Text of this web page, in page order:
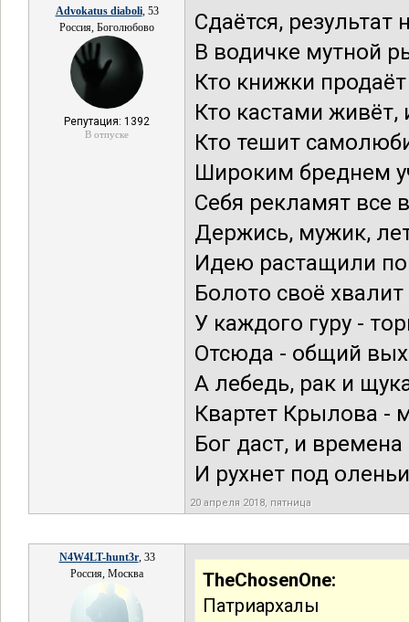
Advokatus diaboli, 53
Россия, Боголюбово
Репутация: 1392
В отпуске
Сдаётся, результат
В водичке мутной
Кто книжки
Кто кастами живёт,
Кто тешит
Широким бреднем
Себя рекламят все
Держись, мужик,
Идею растащили по
Болото своё хвалит
У каждого гуру -
Отсюда - общий
А лебедь, рак и
Квартет Крылова -
Бог даст, и
И рухнет под
20 апреля 2018, пятница
N4W4LT-hunt3r, 33
Россия, Москва
TheChosenOne:
Патриархалы